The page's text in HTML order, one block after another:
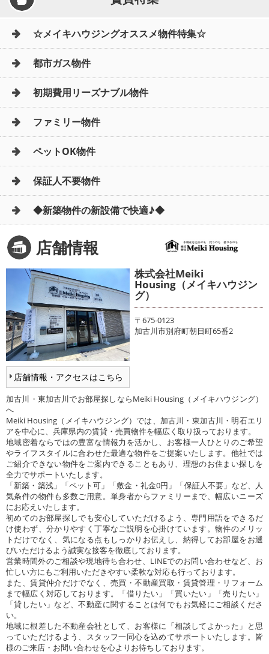
☆メイキハウジングオススメ物件特集☆
都市ガス物件
初期費用リーズナブル物件
ファミリー物件
ペットOK物件
保証人不要物件
◆新築物件の新設備で快適♪◆
店舗情報
店舗情報・アクセスはこちら
株式会社Meiki
Housing（メイキハウジン
グ）
〒675-0123
加古川市別府町朝日町65番2
加古川・東加古川でお部屋探しならMeiki Housing（メイキハウジング）
へ
Meiki Housing（メイキハウジング）では、加古川・東加古川・明石エリ
アを中心に、兵庫県内の賃貸・売買物件を幅広く取り扱っております。
地域密着ならではの豊富な情報力を活かし、お客様一人ひとりのご希望
やライフスタイルに合わせた最適な物件をご提案いたします。他社では
ご紹介できない物件をご案内できることもあり、理想のお住まい探しを
全力でサポートいたします。
「新築・築浅」「ペット可」「敷金・礼金0円」「保証人不要」など、人
気条件の物件も多数ご用意。単身者からファミリーまで、幅広いニーズ
にお応えいたします。
初めてのお部屋探しでも安心していただけるよう、専門用語をできるだ
け使わず、分かりやすく丁寧なご説明を心掛けています。物件のメリッ
トだけでなく、気になる点もしっかりお伝えし、納得してお部屋をお選
びいただけるよう誠実な接客を徹底しております。
営業時間外のご相談や現地待ち合わせ、LINEでのお問い合わせなど、お
忙しい方にもご利用いただきやすい柔軟な対応も行っております。
また、賃貸仲介だけでなく、売買・不動産買取・賃貸管理・リフォーム
まで幅広く対応しております。「借りたい」「買いたい」「売りたい」
「貸したい」など、不動産に関することは何でもお気軽にご相談くださ
い。
地域に根差した不動産会社として、お客様に「相談してよかった」と思
っていただけるよう、スタッフ一同心を込めてサポートいたします。皆
様のご来店・お問い合わせを心よりお待ちしております。